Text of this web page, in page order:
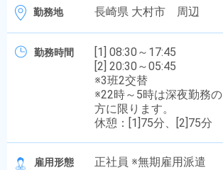
勤務地 長崎県 大村市 周辺
勤務時間
[1] 08:30～17:45
[2] 20:30～05:45
※3班2交替
※22時～5時は深夜勤務
方に限ります。
休憩：[1]75分、[2]75分
雇用形態 正社員 ※無期雇用派遣